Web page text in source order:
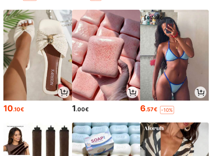
10.10€ 1.00€ 6.57€ -10%